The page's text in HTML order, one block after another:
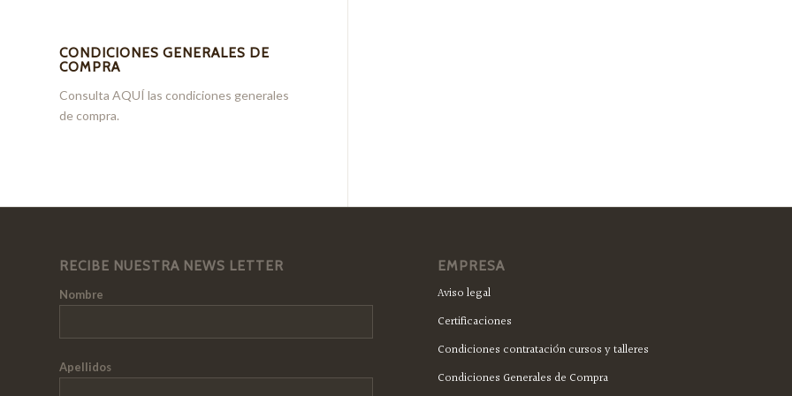
CONDICIONES GENERALES DE
COMPRA
Consulta AQUÍlas condiciones generales
de compra.
RECIBE NUESTRA NEWS LETTER
Nombre
Apellidos
EMPRESA
Aviso legal
Certificaciones
Condiciones contratación cursos y talleres
Condiciones Generales de Compra